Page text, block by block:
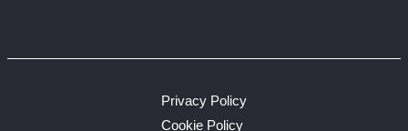
Privacy Policy
Cookie Policy